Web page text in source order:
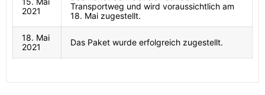
2021
Transportweg und wird voraussichtlich am
18. Mai zugestellt.
18. Mai
2021
Das Paket wurde erfolgreich zugestellt.